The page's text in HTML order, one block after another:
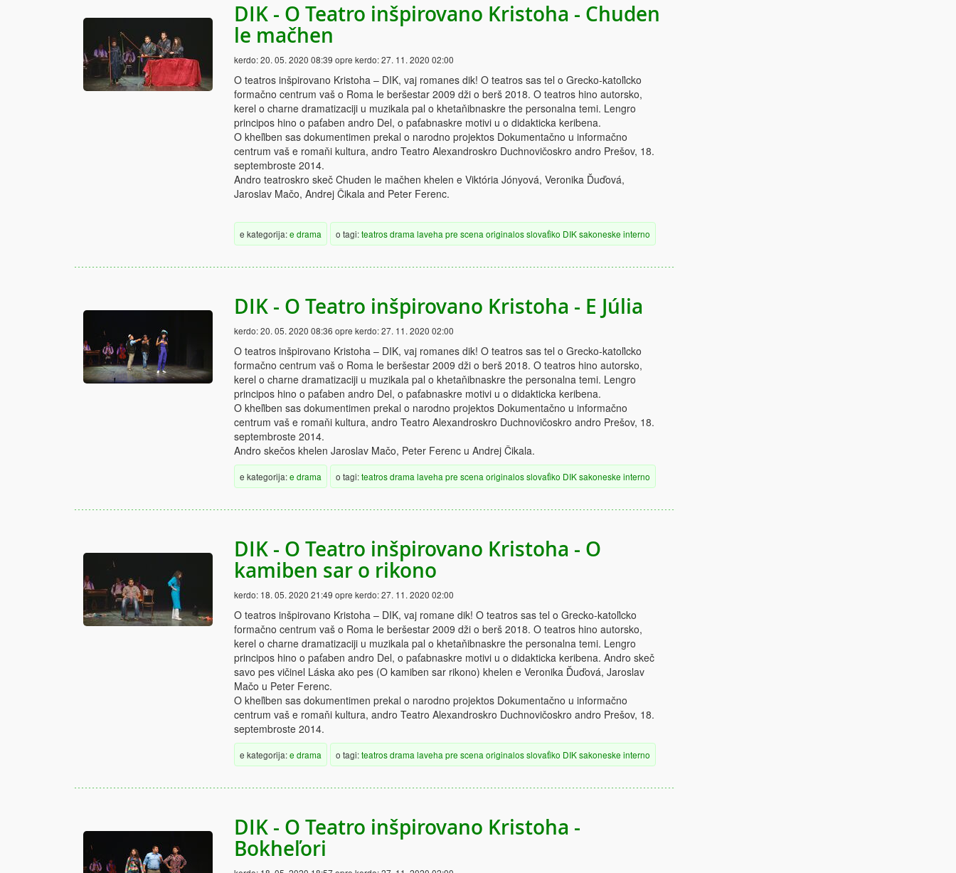
DIK - O Teatro inšpirovano Kristoha - Chuden
le mačhen
kerdo:20. 05. 2020 08:39 opre kerdo:27. 11. 2020 02:00
O teatros inšpirovano Kristoha – DIK, vaj romanes dik! O teatros sas tel o Grecko-katoľicko
formačno centrum vaš o Roma le beršestar 2009 dži o berš 2018. O teatros hino autorsko,
kerel o charne dramatizaciji u muzikala pal o khetaňibnaskre the personalna temi. Lengro
principos hino o paťaben andro Del, o paťabnaskre motivi u o didakticka keribena.
O kheľiben sas dokumentimen prekal o narodno projektos Dokumentačno u informačno
centrum vaš e romaňi kultura, andro Teatro Alexandroskro Duchnovičoskro andro Prešov, 18.
septembroste 2014.
Andro teatroskro skeč Chuden le mačhen khelen e Viktória Jónyová, Veronika Ďuďová,
Jaroslav Mačo, Andrej Čikala and Peter Ferenc.
e kategorija:e drama o tagi:teatrosdrama laveha pre scena originalosslovaťiko DIKsakoneske interno
DIK - O Teatro inšpirovano Kristoha - E Júlia
kerdo:20. 05. 2020 08:36 opre kerdo:27. 11. 2020 02:00
O teatros inšpirovano Kristoha – DIK, vaj romanes dik! O teatros sas tel o Grecko-katoľicko
formačno centrum vaš o Roma le beršestar 2009 dži o berš 2018. O teatros hino autorsko,
kerel o charne dramatizaciji u muzikala pal o khetaňibnaskre the personalna temi. Lengro
principos hino o paťaben andro Del, o paťabnaskre motivi u o didakticka keribena.
O kheľiben sas dokumentimen prekal o narodno projektos Dokumentačno u informačno
centrum vaš e romaňi kultura, andro Teatro Alexandroskro Duchnovičoskro andro Prešov, 18.
septembroste 2014.
Andro skečos khelen Jaroslav Mačo, Peter Ferenc u Andrej Čikala.
e kategorija:e drama o tagi:teatrosdrama laveha pre scena originalosslovaťiko DIKsakoneske interno
DIK - O Teatro inšpirovano Kristoha - O
kamiben sar o rikono
kerdo:18. 05. 2020 21:49 opre kerdo:27. 11. 2020 02:00
O teatros inšpirovano Kristoha – DIK, vaj romane dik! O teatros sas tel o Grecko-katoľicko
formačno centrum vaš o Roma le beršestar 2009 dži o berš 2018. O teatros hino autorsko,
kerel o charne dramatizaciji u muzikala pal o khetaňibnaskre the personalna temi. Lengro
principos hino o paťaben andro Del, o paťabnaskre motivi u o didakticka keribena. Andro skeč
savo pes vičinel Láska ako pes (O kamiben sar rikono) khelen e Veronika Ďuďová, Jaroslav
Mačo u Peter Ferenc.
O kheľiben sas dokumentimen prekal o narodno projektos Dokumentačno u informačno
centrum vaš e romaňi kultura, andro Teatro Alexandroskro Duchnovičoskro andro Prešov, 18.
septembroste 2014.
e kategorija:e drama o tagi:teatrosdrama laveha pre scena originalosslovaťiko DIKsakoneske interno
DIK - O Teatro inšpirovano Kristoha -
Bokheľori